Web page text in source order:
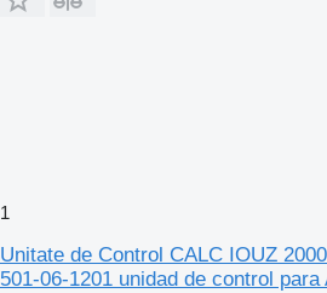
1
Unitate de Control CALC IOUZ
501-06-1201 unidad de control